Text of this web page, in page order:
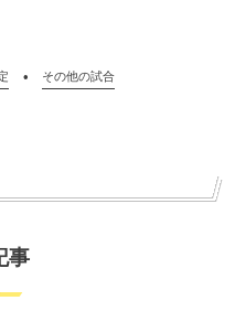
その他の試合
事